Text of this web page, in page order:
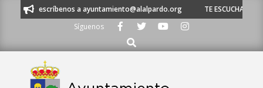
a ayuntamiento@alalpardo.org
TE ESCUCHAMOS -
Síguenos
Buscar